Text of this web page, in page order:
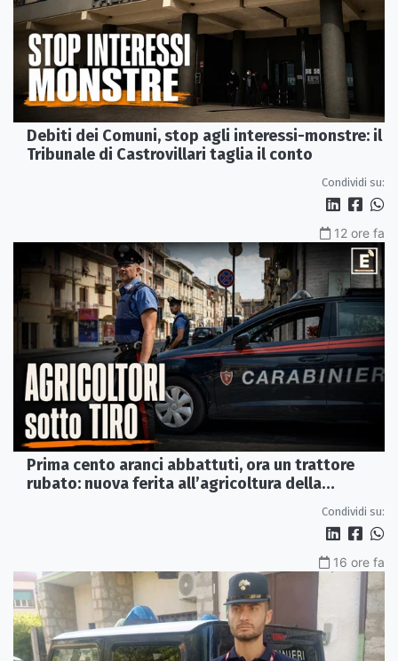
Debiti dei Comuni, stop agli interessi-monstre: il
Tribunale di Castrovillari taglia il conto
Condividi su:
12 ore fa
Prima cento aranci abbattuti, ora un trattore
rubato: nuova ferita all’agricoltura della
Condividi su:
16 ore fa